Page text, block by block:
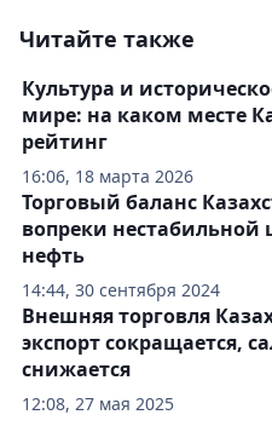
Читайте также
16:06, 18 марта 2026
Культура и
мире: на каком месте
рейтинг
14:44, 30 сентября 2024
Торговый баланс
вопреки нестабильной
нефть
12:08, 27 мая 2025
Внешняя торговля
экспорт сокращается,
снижается